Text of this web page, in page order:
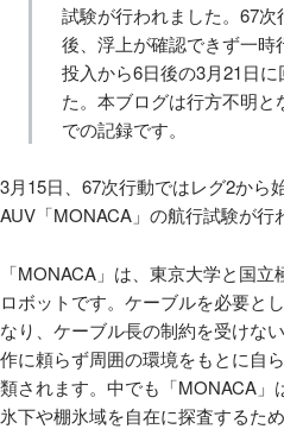
試験が行われました。67
後、浮上が確認できず一時
投入から6日後の3月21日
た。本ブログは行方不明と
での記録です。
3月15日、67次行動ではレグ2から
AUV「MONACA」の航行試験が行
「MONACA」は、東京大学と国
ロボットです。ケーブルを必要と
なり、ケーブル長の制約を受けな
作に頼らず周囲の環境をもとに自
類されます。中でも「MONACA
氷下や棚氷域を自在に探査するた